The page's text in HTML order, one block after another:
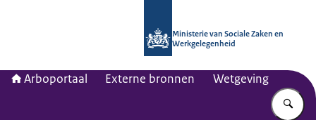
Ministerie van Sociale Zaken en
Werkgelegenheid
Arboportaal Externe bronnen Wetgeving